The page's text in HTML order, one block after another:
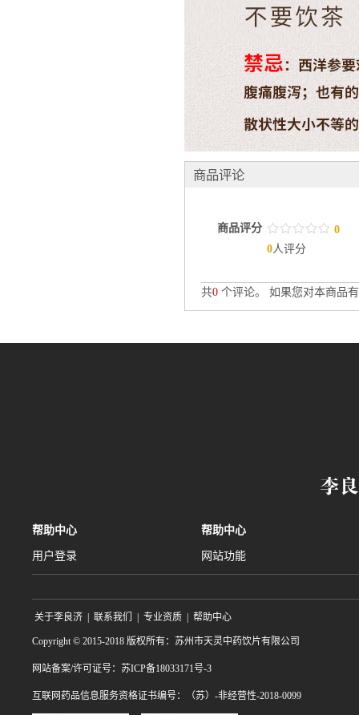
商品评论
商品评分 / / / / /
. . . . . 0
0人评分
共0 个评论。 如果您对本商品
帮助中心
用户登录
帮助中心
网站功能
关于李良济 | 联系我们 | 专业资质 | 帮助中心
Copyright © 2015-2018 版权所有：苏州市天灵中药饮片有限公司
网站备案/许可证号：苏ICP备18033171号-3
互联网药品信息服务资格证书编号：（苏）-非经营性-2018-0099